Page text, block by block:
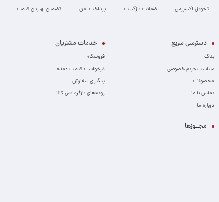
تحویل اکسپرس ضمانت بازگشت پرداخت امن تضمین بهترین قیمت
دسترسی سریع
بلاگ
سیاست حریم خصوصی
محصولات
تماس با ما
درباره ما
خدمات مشتریان
فروشگاه
درخواست قیمت عمده
پیگیری سفارش
رویه‌های بازگرداندن کالا
مجــوزها